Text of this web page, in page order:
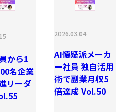
から1
名企業
リーダ
2026.03.04
AI懐疑派メーカ
ー社員 独自活用
術で副業月収5
倍達成 Vol.50